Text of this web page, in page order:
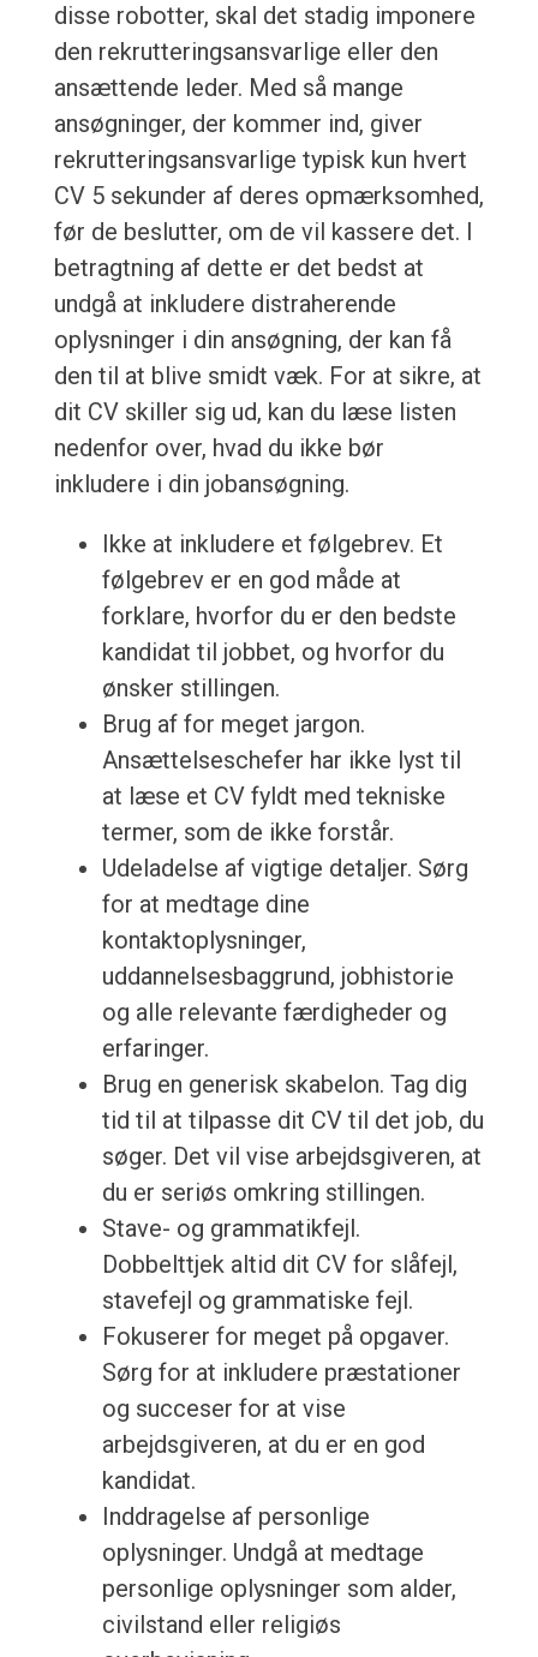
disse robotter, skal det stadig imponere
den rekrutteringsansvarlige eller den
ansættende leder. Med så mange
ansøgninger, der kommer ind, giver
rekrutteringsansvarlige typisk kun hvert
CV 5 sekunder af deres opmærksomhed,
før de beslutter, om de vil kassere det. I
betragtning af dette er det bedst at
undgå at inkludere distraherende
oplysninger i din ansøgning, der kan få
den til at blive smidt væk. For at sikre, at
dit CV skiller sig ud, kan du læse listen
nedenfor over, hvad du ikke bør
inkludere i din jobansøgning.
Ikke at inkludere et følgebrev. Et
følgebrev er en god måde at
forklare, hvorfor du er den bedste
kandidat til jobbet, og hvorfor du
ønsker stillingen.
Brug af for meget jargon.
Ansættelseschefer har ikke lyst til
at læse et CV fyldt med tekniske
termer, som de ikke forstår.
Udeladelse af vigtige detaljer. Sørg
for at medtage dine
kontaktoplysninger,
uddannelsesbaggrund, jobhistorie
og alle relevante færdigheder og
erfaringer.
Brug en generisk skabelon. Tag dig
tid til at tilpasse dit CV til det job, du
søger. Det vil vise arbejdsgiveren, at
du er seriøs omkring stillingen.
Stave- og grammatikfejl.
Dobbelttjek altid dit CV for slåfejl,
stavefejl og grammatiske fejl.
Fokuserer for meget på opgaver.
Sørg for at inkludere præstationer
og succeser for at vise
arbejdsgiveren, at du er en god
kandidat.
Inddragelse af personlige
oplysninger. Undgå at medtage
personlige oplysninger som alder,
civilstand eller religiøs